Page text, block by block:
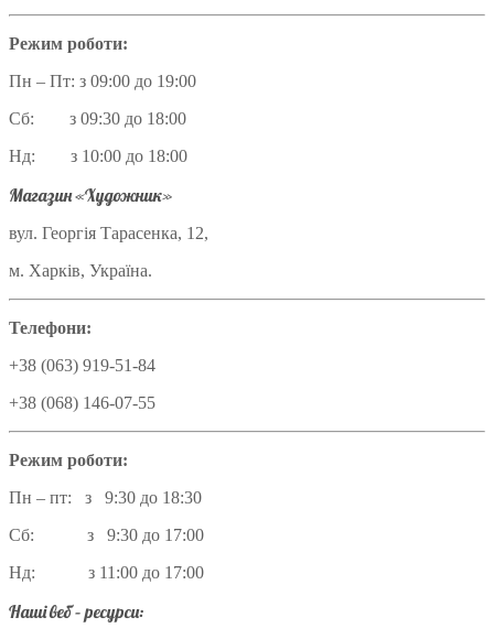
Режим роботи:
Пн – Пт: з 09:00 до 19:00
Сб: з 09:30 до 18:00
Нд: з 10:00 до 18:00
Магазин «Художник»
вул. Георгія Тарасенка, 12,
м. Харків, Україна.
Телефони:
+38 (063) 919-51-84
+38 (068) 146-07-55
Режим роботи:
Пн – пт: з 9:30 до 18:30
Сб: з 9:30 до 17:00
Нд: з 11:00 до 17:00
Наші веб – ресурси: